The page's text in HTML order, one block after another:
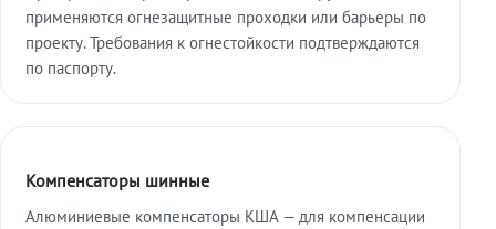
применяются огнезащитные проходки или барьеры по
проекту. Требования к огнестойкости подтверждаются
по паспорту.
Компенсаторы шинные
Алюминиевые компенсаторы КША — для компенсации